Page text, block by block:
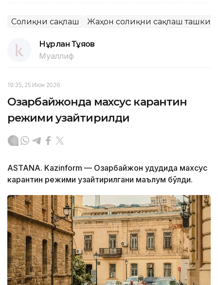
Соғлиқни сақлаш Жаҳон соғлиқни сақлаш
Нұрлан Тұяқов
Муаллиф
19:35, 25 Июн 2026
Озарбайжонда махсус карантин
режими узайтирилди
ASTANA. Kazinform — Озарбайжон ҳудудида махсус
карантин режими узайтирилгани маълум бўлди.